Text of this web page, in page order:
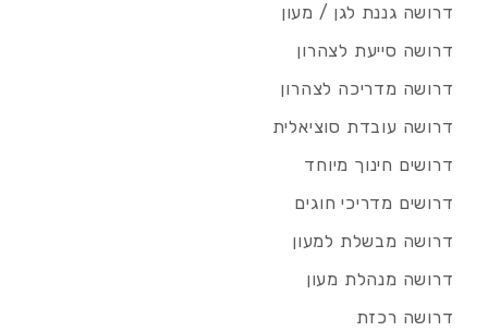
דרושה גננת לגן / מעון
דרושה סייעת לצהרון
דרושה מדריכה לצהרון
דרושה עובדת סוציאלית
דרושים חינוך מיוחד
דרושים מדריכי חוגים
דרושה מבשלת למעון
דרושה מנהלת מעון
דרושה רכזת